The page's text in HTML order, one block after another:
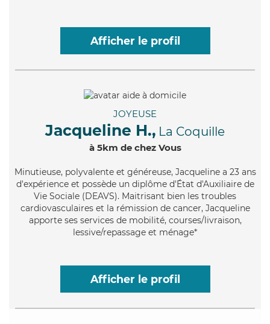
Afficher le profil
JOYEUSE
Jacqueline H., La Coquille
à 5km de chez Vous
Minutieuse, polyvalente et généreuse, Jacqueline a 23 ans
d'expérience et possède un diplôme d'État d'Auxiliaire de
Vie Sociale (DEAVS). Maitrisant bien les troubles
cardiovasculaires et la rémission de cancer, Jacqueline
apporte ses services de mobilité, courses/livraison,
lessive/repassage et ménage*
Afficher le profil